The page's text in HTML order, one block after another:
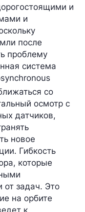
и
и
после
проблему
система
со
осмотр с
датчиков,
новое
Гибкость
которые
от задач. Это
на орбите
к